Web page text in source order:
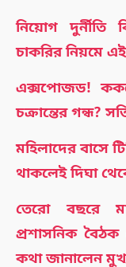
নিয়োগ
চাকরির নিয়মে
এক্সপোজড!
চক্রান্তের গন্ধ?
মহিলাদের বাসে
থাকলেই দিঘা
তেরো বছরে
প্রশাসনিক বৈঠক
কথা জানালেন